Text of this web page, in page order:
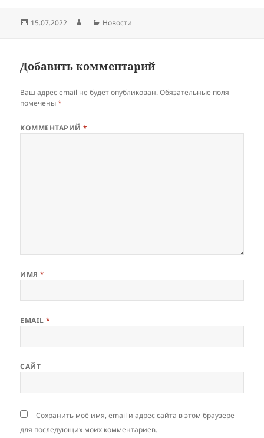
Опубликовано
15.07.2022 АвторРубрики
Новости
Добавить комментарий
Ваш адрес email не будет опубликован. Обязательные поля
помечены*
КОММЕНТАРИЙ*
ИМЯ*
EMAIL*
САЙТ
Сохранить моё имя, email и адрес сайта в этом браузере
для последующих моих комментариев.